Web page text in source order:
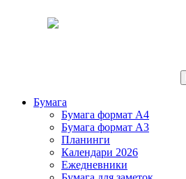
Бумага
Бумага формат А4
Бумага формат А3
Планинги
Календари 2026
Ежедневники